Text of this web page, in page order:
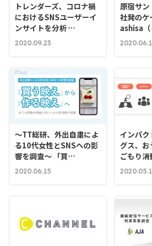
トレンダーズ、コロナ禍
におけるSNSユーザーイ
ンサイトを分析 …
2020.09.23
原宿サン
社発のケ
ashisa
～TT総研、外出自粛によ
る10代女性とSNSへの影
響を調査～ 「買…
2020.06.15
インパク
グス、
ごもり